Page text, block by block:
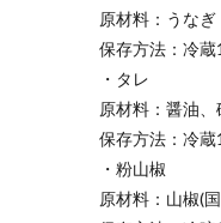
原材料：うなぎ
保存方法：冷
・タレ
原材料：醤油
保存方法：冷
・粉山椒
原材料：山椒(